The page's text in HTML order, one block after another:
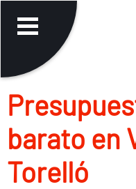
barato en
Torelló